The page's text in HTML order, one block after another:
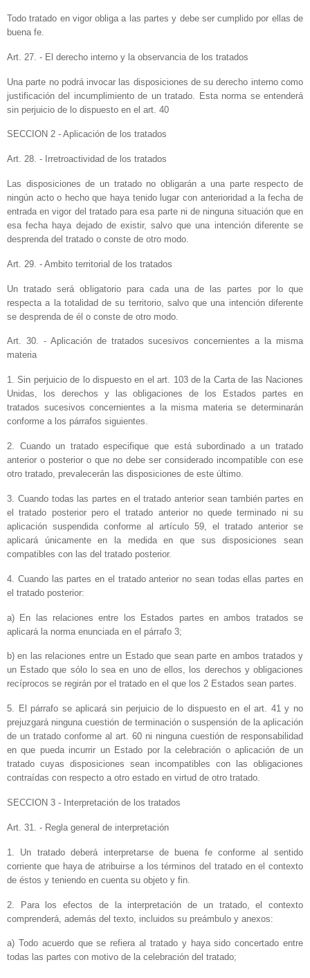
Todo tratado en vigor obliga a las partes y debe ser cumplido por ellas de
buena fe.
Art. 27. - El derecho interno y la observancia de los tratados
Una parte no podrá invocar las disposiciones de su derecho interno como
justificación del incumplimiento de un tratado. Esta norma se entenderá
sin perjuicio de lo dispuesto en el art. 40
SECCION 2 - Aplicación de los tratados
Art. 28. - Irretroactividad de los tratados
Las disposiciones de un tratado no obligarán a una parte respecto de
ningún acto o hecho que haya tenido lugar con anterioridad a la fecha de
entrada en vigor del tratado para esa parte ni de ninguna situación que en
esa fecha haya dejado de existir, salvo que una intención diferente se
desprenda del tratado o conste de otro modo.
Art. 29. - Ambito territorial de los tratados
Un tratado será obligatorio para cada una de las partes por lo que
respecta a la totalidad de su territorio, salvo que una intención diferente
se desprenda de él o conste de otro modo.
Art. 30. - Aplicación de tratados sucesivos concernientes a la misma
materia
1. Sin perjuicio de lo dispuesto en el art. 103 de la Cartade las Naciones
Unidas, los derechos y las obligaciones de los Estados partes en
tratados sucesivos concernientes a la misma materia se determinarán
conforme a los párrafos siguientes.
2. Cuando un tratado especifique que está subordinado a un tratado
anterior o posterior o que no debe ser considerado incompatible con ese
otro tratado, prevalecerán las disposiciones de este último.
3. Cuando todas las partes en el tratado anterior sean también partes en
el tratado posterior pero el tratado anterior no quede terminado ni su
aplicación suspendida conforme al artículo 59, el tratado anterior se
aplicará únicamente en la medida en que sus disposiciones sean
compatibles con las del tratado posterior.
4. Cuando las partes en el tratado anterior no sean todas ellas partes en
el tratado posterior:
a) En las relaciones entre los Estados partes en ambos tratados se
aplicará la norma enunciada en el párrafo 3;
b) en las relaciones entre un Estado que sean parte en ambos tratados y
un Estado que sólo lo sea en uno de ellos, los derechos y obligaciones
recíprocos se regirán por el tratado en el que los 2 Estados sean partes.
5. El párrafo se aplicará sin perjuicio de lo dispuesto en el art. 41 y no
prejuzgará ninguna cuestión de terminación o suspensión de la aplicación
de un tratado conforme al art. 60 ni ninguna cuestión de responsabilidad
en que pueda incurrir un Estado por la celebración o aplicación de un
tratado cuyas disposiciones sean incompatibles con las obligaciones
contraídas con respecto a otro estado en virtud de otro tratado.
SECCION 3 - Interpretación de los tratados
Art. 31. - Regla general de interpretación
1. Un tratado deberá interpretarse de buena fe conforme al sentido
corriente que haya de atribuirse a los términos del tratado en el contexto
de éstos y teniendo en cuenta su objeto y fin.
2. Para los efectos de la interpretación de un tratado, el contexto
comprenderá, además del texto, incluidos su preámbulo y anexos:
a) Todo acuerdo que se refiera al tratado y haya sido concertado entre
todas las partes con motivo de la celebración del tratado;